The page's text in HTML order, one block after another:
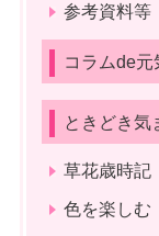
参考資料等
コラムde元
ときどき気
草花歳時記
色を楽しむ